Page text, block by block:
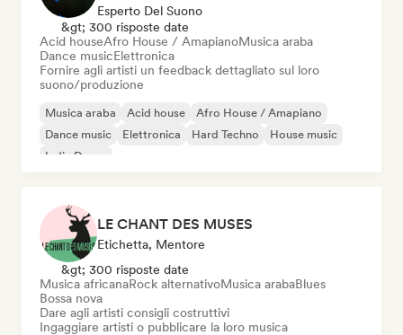
Esperto Del Suono
&gt; 300 risposte date
Acid houseAfro House / AmapianoMusica araba
Dance musicElettronica
Fornire agli artisti un feedback dettagliato sul loro
suono/produzione
Musica araba Acid house
Afro House / Amapiano
Dance music
Elettronica Hard Techno
House music
Indie Dance
LE CHANT DES MUSES
Etichetta, Mentore
&gt; 300 risposte date
Musica africanaRock alternativoMusica arabaBlues
Bossa nova
Dare agli artisti consigli costruttivi
Ingaggiare artisti o pubblicare la loro musica